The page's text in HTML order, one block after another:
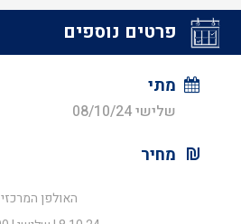
פרטים נוספים
מתי
שלישי 08/10/24
מחיר
האולפן המרכזי